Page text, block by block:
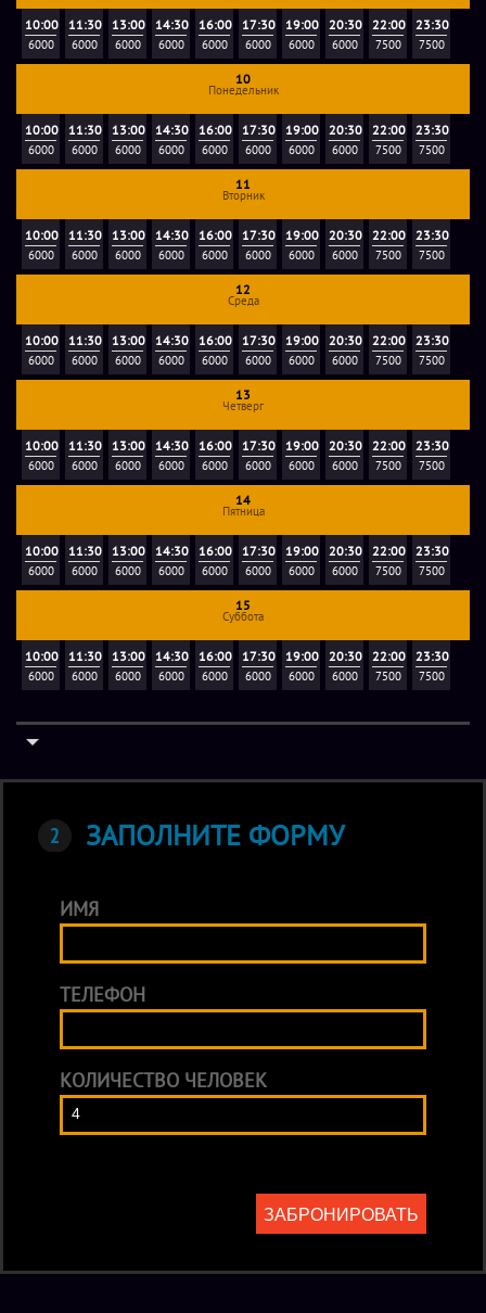
10:00
6000
11:30
6000
13:00
6000
14:30
6000
16:00
6000
17:30
6000
19:00
6000
20:30
6000
22:00
7500
23:30
7500
10
Понедельник
10:00
6000
11:30
6000
13:00
6000
14:30
6000
16:00
6000
17:30
6000
19:00
6000
20:30
6000
22:00
7500
23:30
7500
11
Вторник
10:00
6000
11:30
6000
13:00
6000
14:30
6000
16:00
6000
17:30
6000
19:00
6000
20:30
6000
22:00
7500
23:30
7500
12
Среда
10:00
6000
11:30
6000
13:00
6000
14:30
6000
16:00
6000
17:30
6000
19:00
6000
20:30
6000
22:00
7500
23:30
7500
13
Четверг
10:00
6000
11:30
6000
13:00
6000
14:30
6000
16:00
6000
17:30
6000
19:00
6000
20:30
6000
22:00
7500
23:30
7500
14
Пятница
10:00
6000
11:30
6000
13:00
6000
14:30
6000
16:00
6000
17:30
6000
19:00
6000
20:30
6000
22:00
7500
23:30
7500
15
Суббота
10:00
6000
11:30
6000
13:00
6000
14:30
6000
16:00
6000
17:30
6000
19:00
6000
20:30
6000
22:00
7500
23:30
7500
ЗАПОЛНИТЕ ФОРМУ
ИМЯ
ТЕЛЕФОН
КОЛИЧЕСТВО ЧЕЛОВЕК
ЗАБРОНИРОВАТЬ